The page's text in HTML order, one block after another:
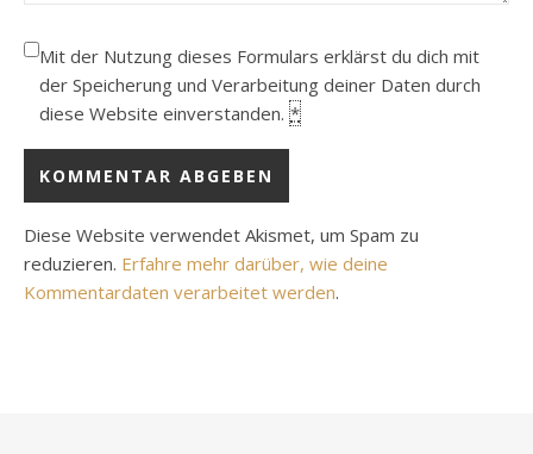
Mit der Nutzung dieses Formulars erklärst du dich mit
der Speicherung und Verarbeitung deiner Daten durch
diese Website einverstanden. *
Diese Website verwendet Akismet, um Spam zu
reduzieren. Erfahre mehr darüber, wie deine
Kommentardaten verarbeitet werden.